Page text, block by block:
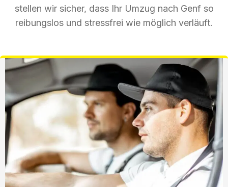
stellen wir sicher, dass Ihr Umzug nach Genf so
reibungslos und stressfrei wie möglich verläuft.